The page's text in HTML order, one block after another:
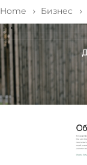
Home Бизнес